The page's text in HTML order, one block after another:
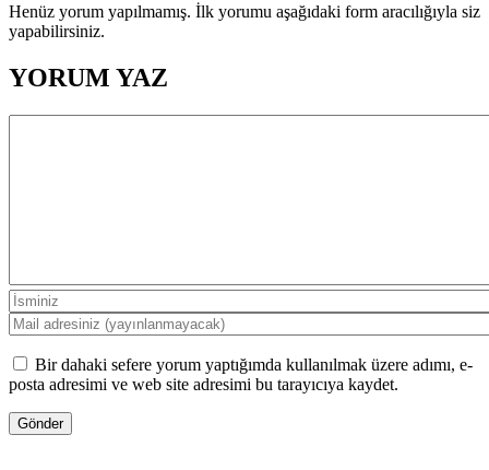
Henüz yorum yapılmamış. İlk yorumu aşağıdaki form aracılığıyla siz
yapabilirsiniz.
YORUM YAZ
Bir dahaki sefere yorum yaptığımda kullanılmak üzere adımı, e-
posta adresimi ve web site adresimi bu tarayıcıya kaydet.